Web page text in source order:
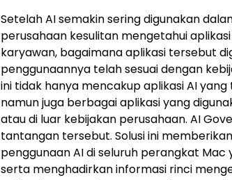
Setelah AI semakin sering digunakan
perusahaan kesulitan mengetahui
karyawan, bagaimana aplikasi tersebut
penggunaannya telah sesuai dengan
ini tidak hanya mencakup aplikasi AI
namun juga berbagai aplikasi yang
atau di luar kebijakan perusahaan. AI
tantangan tersebut. Solusi ini
penggunaan AI di seluruh perangkat Mac
serta menghadirkan informasi rinci